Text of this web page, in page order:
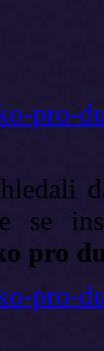
pro-
se
pro
pro-